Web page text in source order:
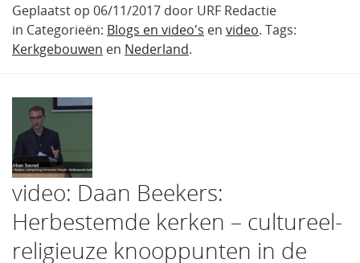
Geplaatst op 06/11/2017 door URF Redactie
in Categorieën: Blogs en video's en video. Tags:
Kerkgebouwen en Nederland.
video: Daan Beekers:
Herbestemde kerken – cultureel-
religieuze knooppunten in de